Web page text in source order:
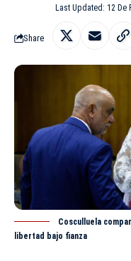
Last Updated: 12 De
Share
Cosculluela
libertad bajo fianza